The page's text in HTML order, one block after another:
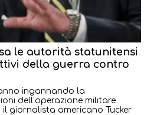
le autorità statunitensi
della guerra contro
ingannando la
dell’operazione militare
giornalista americano Tucker